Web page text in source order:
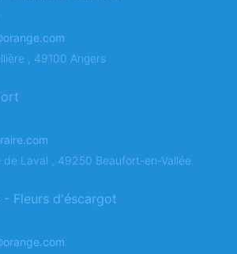
, 49100 Angers
de Laval , 49250 Beaufort-en-Vallée
- Fleurs d'éscargot